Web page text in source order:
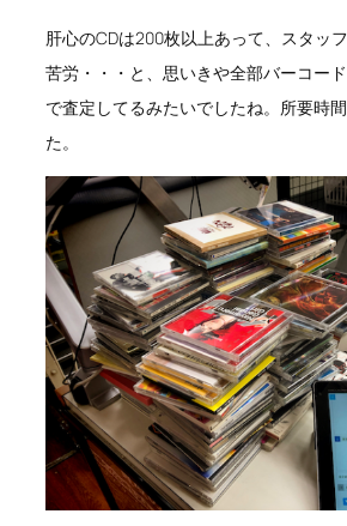
肝心のCDは200枚以上あって、スタッ
苦労・・・と、思いきや全部バーコー
で査定してるみたいでしたね。所要時
た。